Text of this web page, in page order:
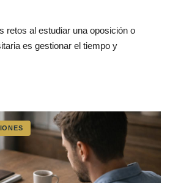
retos al estudiar una oposición o
es gestionar el tiempo y